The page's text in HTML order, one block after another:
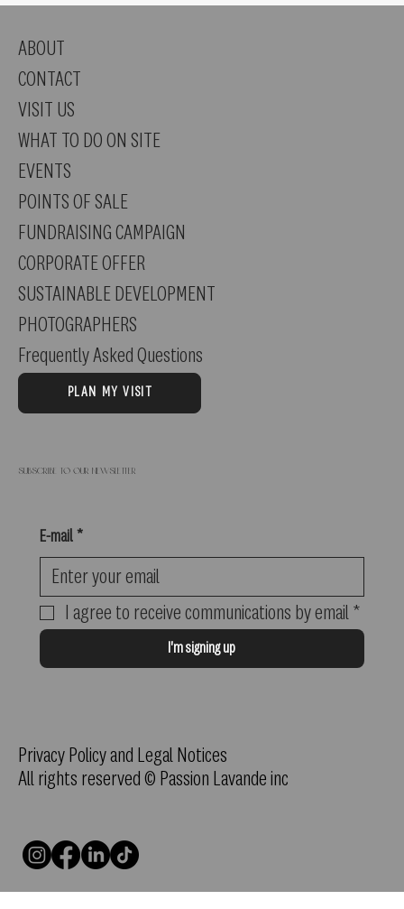
ABOUT
CONTACT
VISIT US
WHAT TO DO ON SITE
EVENTS
POINTS OF SALE
FUNDRAISING CAMPAIGN
CORPORATE OFFER
SUSTAINABLE DEVELOPMENT
PHOTOGRAPHERS
Frequently Asked Questions
PLAN MY VISIT
Subscribe to our newsletter
E-mail *
I agree to receive communications by email *
I'm signing up
Privacy Policy and Legal Notices
All rights reserved © Passion Lavande inc